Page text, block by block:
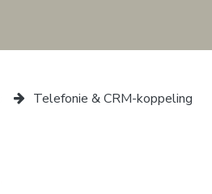
Telefonie & CRM-koppeling